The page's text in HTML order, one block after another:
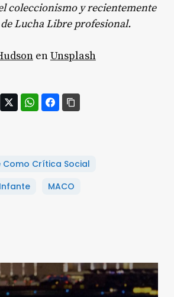
coleccionismo y recientemente
Lucha Libre profesional.
enUnsplash
Como Crítica Social
MACO